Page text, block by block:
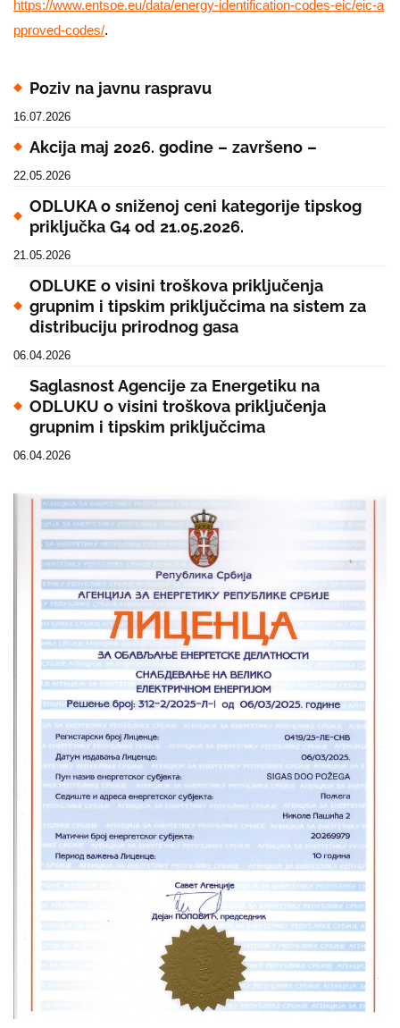
https://www.entsoe.eu/data/energy-identification-codes-eic/eic-a
pproved-codes/.
Poziv na javnu raspravu
16.07.2026
Akcija maj 2026. godine – završeno –
22.05.2026
ODLUKA o sniženoj ceni kategorije tipskog
priključka G4 od 21.05.2026.
21.05.2026
ODLUKE o visini troškova priključenja
grupnim i tipskim priključcima na sistem za
distribuciju prirodnog gasa
06.04.2026
Saglasnost Agencije za Energetiku na
ODLUKU o visini troškova priključenja
grupnim i tipskim priključcima
06.04.2026